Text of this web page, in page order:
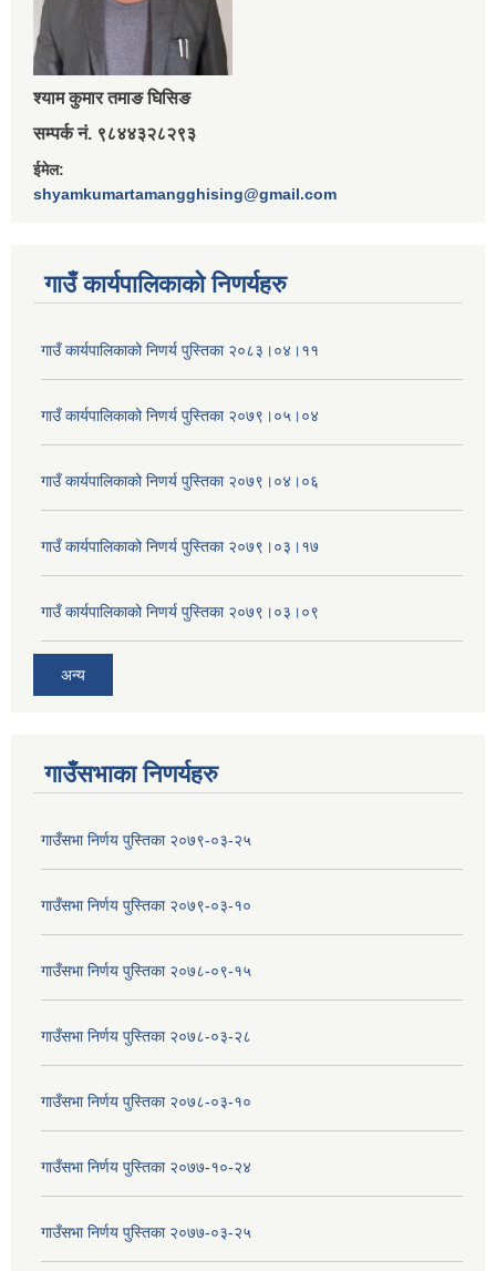
श्‍याम कुमार तमाङ घिसिङ
सम्पर्क नं. ९८४४३२८२९३
ईमेल:
shyamkumartamangghising@gmail.com
गाउँ कार्यपालिकाकाे निणर्यहरु
गाउँ कार्यपालिकाको निणर्य पुस्तिका २०८३।०४।११
गाउँ कार्यपालिकाको निणर्य पुस्तिका २०७९।०५।०४
गाउँ कार्यपालिकाको निणर्य पुस्तिका २०७९।०४।०६
गाउँ कार्यपालिकाको निणर्य पुस्तिका २०७९।०३।१७
गाउँ कार्यपालिकाको निणर्य पुस्तिका २०७९।०३।०९
अन्य
गाउँसभाका निणर्यहरु
गाउँसभा निर्णय पुस्तिका २०७९-०३-२५
गाउँसभा निर्णय पुस्तिका २०७९-०३-१०
गाउँसभा निर्णय पुस्तिका २०७८-०९-१५
गाउँसभा निर्णय पुस्तिका २०७८-०३-२८
गाउँसभा निर्णय पुस्तिका २०७८-०३-१०
गाउँसभा निर्णय पुस्तिका २०७७-१०-२४
गाउँसभा निर्णय पुस्तिका २०७७-०३-२५